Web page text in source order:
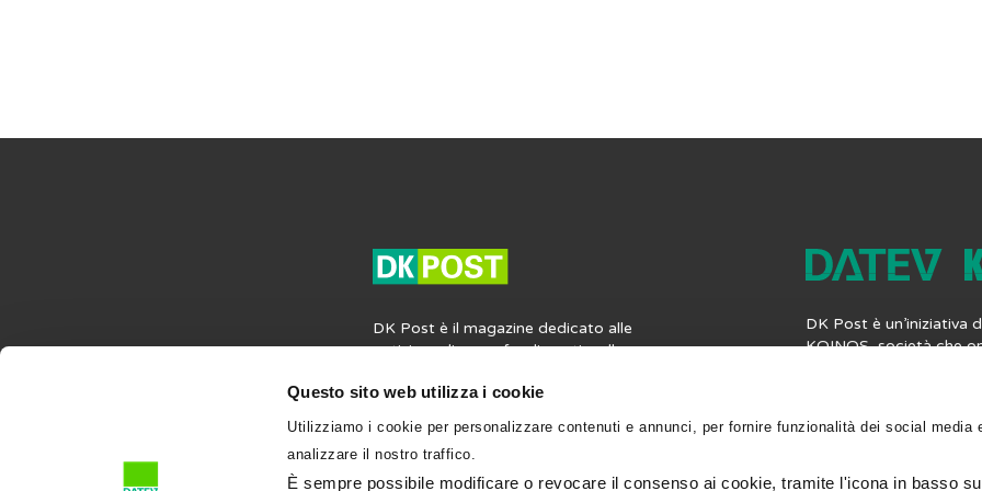
Questo sito web utilizza i cookie
Utilizziamo i cookie per personalizzare contenuti e annunci, per fornire funzionalità dei social media
analizzare il nostro traffico.
È sempre possibile modificare o revocare il consenso ai cookie, tramite l'icona in basso
DK Post è il magazine dedicato alle
notizie, agli approfondimenti e alle
societaria e del lavoro. Ma non solo:
professione e sugli strumenti per
l’attività professionale. Leggi, scrivi e
condividi su DK Post.
DK Post è un’iniziativa
KOINOS, società che
contabilità, i bilanci, le
datevkoinos.it